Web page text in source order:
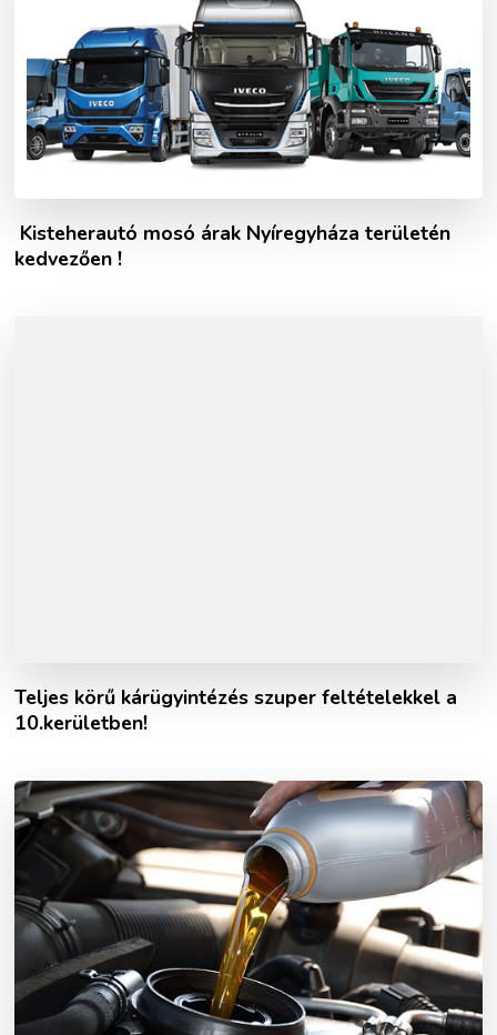
Kisteherautó mosó árak Nyíregyháza területén
kedvezően !
Teljes körű kárügyintézés szuper feltételekkel a
10.kerületben!